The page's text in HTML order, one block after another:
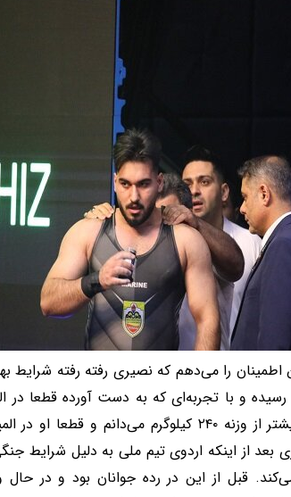
اطمینان را می‌دهم که نصیری رفته رفته شرایط
پختگی رسیده و با تجربه‌ای که به دست آورده قطعا
من توان نصیری را خیلی بیشتر از وزنه ۲۴۰ کیلوگرم
از اینکه اردوی تیم ملی به دلیل شرایط
قبل از این در رده جوانان بود و در حال